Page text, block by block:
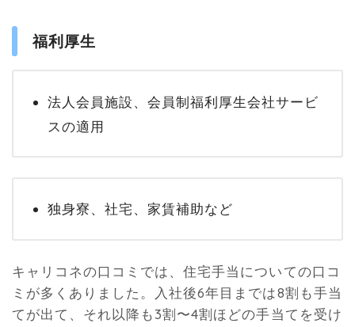
福利厚生
法人会員施設、会員制福利厚生会社サービ
スの適用
独身寮、社宅、家賃補助など
キャリコネの口コミでは、住宅手当についての口コ
ミが多くありました。入社後6年目までは8割も手当
てが出て、それ以降も3割〜4割ほどの手当てを受け